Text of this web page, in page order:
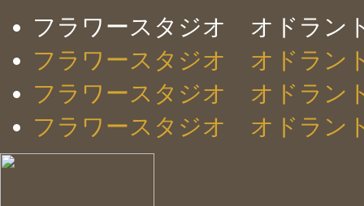
フラワースタジオ オドラン
フラワースタジオ オドラン
フラワースタジオ オドラン
フラワースタジオ オドラン